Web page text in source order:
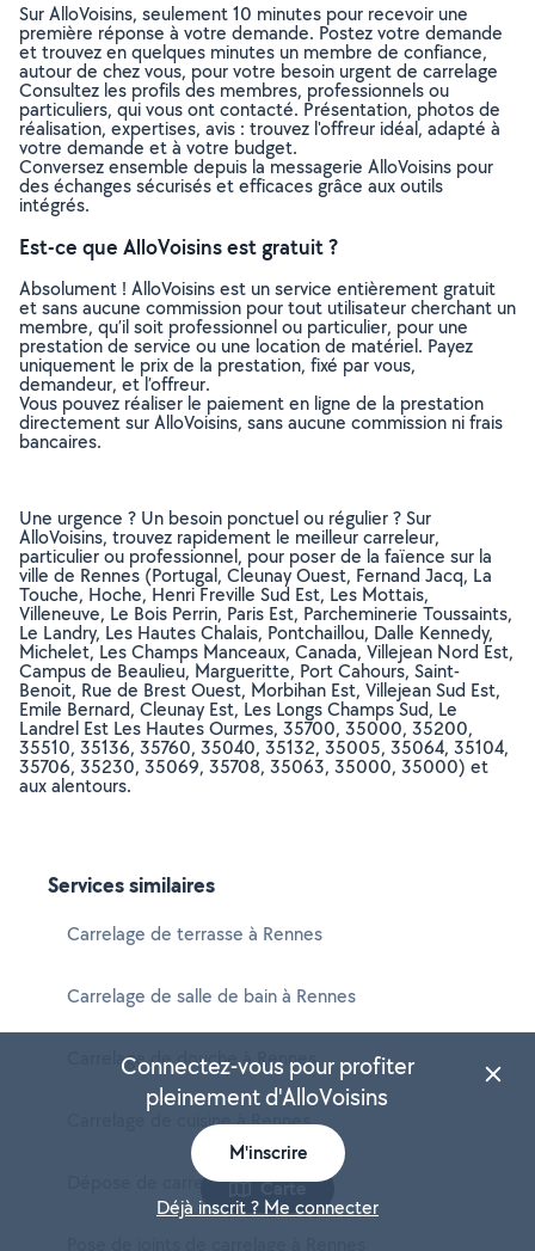
Sur AlloVoisins, seulement 10 minutes pour recevoir une
première réponse à votre demande. Postez votre demande
et trouvez en quelques minutes un membre de confiance,
autour de chez vous, pour votre besoin urgent de carrelage
Consultez les profils des membres, professionnels ou
particuliers, qui vous ont contacté. Présentation, photos de
réalisation, expertises, avis : trouvez l'offreur idéal, adapté à
votre demande et à votre budget.
Conversez ensemble depuis la messagerie AlloVoisins pour
des échanges sécurisés et efficaces grâce aux outils
intégrés.
Est-ce que AlloVoisins est gratuit ?
Absolument ! AlloVoisins est un service entièrement gratuit
et sans aucune commission pour tout utilisateur cherchant un
membre, qu’il soit professionnel ou particulier, pour une
prestation de service ou une location de matériel. Payez
uniquement le prix de la prestation, fixé par vous,
demandeur, et l’offreur.
Vous pouvez réaliser le paiement en ligne de la prestation
directement sur AlloVoisins, sans aucune commission ni frais
bancaires.
Une urgence ? Un besoin ponctuel ou régulier ? Sur
AlloVoisins, trouvez rapidement le meilleur carreleur,
particulier ou professionnel, pour poser de la faïence sur la
ville de Rennes (Portugal, Cleunay Ouest, Fernand Jacq, La
Touche, Hoche, Henri Freville Sud Est, Les Mottais,
Villeneuve, Le Bois Perrin, Paris Est, Parcheminerie Toussaints,
Le Landry, Les Hautes Chalais, Pontchaillou, Dalle Kennedy,
Michelet, Les Champs Manceaux, Canada, Villejean Nord Est,
Campus de Beaulieu, Margueritte, Port Cahours, Saint-
Benoit, Rue de Brest Ouest, Morbihan Est, Villejean Sud Est,
Emile Bernard, Cleunay Est, Les Longs Champs Sud, Le
Landrel Est Les Hautes Ourmes, 35700, 35000, 35200,
35510, 35136, 35760, 35040, 35132, 35005, 35064, 35104,
35706, 35230, 35069, 35708, 35063, 35000, 35000) et
aux alentours.
Services similaires
Carrelage de terrasse à Rennes
Carrelage de salle de bain à Rennes
Carrelage de douche à Rennes
Carrelage de cuisine à Rennes
Dépose de carrelage à Rennes
Carte
Connectez-vous pour profiter
pleinement d'AlloVoisins
M'inscrire
Déjà inscrit ? Me connecter